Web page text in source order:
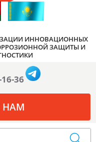
ИННОВАЦИОННЫХ
ЗАЩИТЫ И
36
НАМ